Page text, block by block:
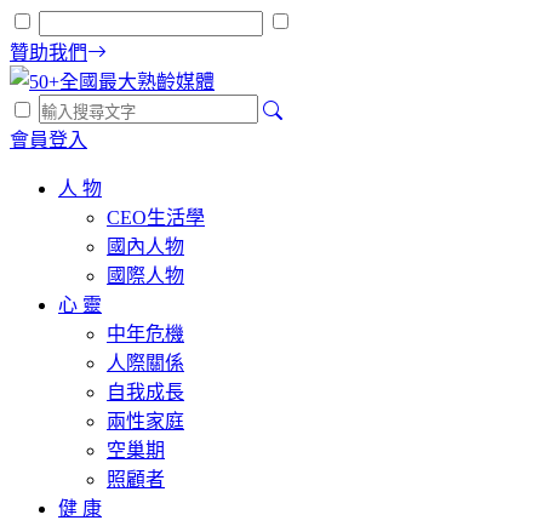
贊助我們
會員登入
人 物
CEO生活學
國內人物
國際人物
心 靈
中年危機
人際關係
自我成長
兩性家庭
空巢期
照顧者
健 康